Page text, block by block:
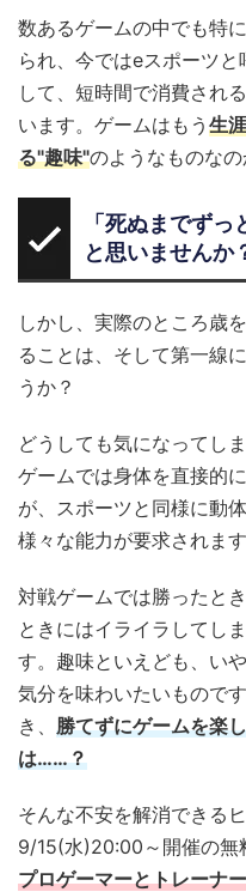
数あるゲームの中でも特
られ、今ではeスポーツ
して、短時間で消費され
います。ゲームはもう 生
る"趣味"のようなものなの
「死ぬまでずっ
と思いませんか
しかし、実際のところ歳
ることは、そして第一線
うか？
どうしても気になってし
ゲームでは身体を直接的
が、スポーツと同様に動
様々な能力が要求されます
対戦ゲームでは勝ったと
ときにはイライラしてし
す。趣味といえども、い
気分を味わいたいもので
き、 勝てずにゲームを楽
は……？
そんな不安を解消できる
9/15(水)20:00～開催の無
プロゲーマーとトレーナ